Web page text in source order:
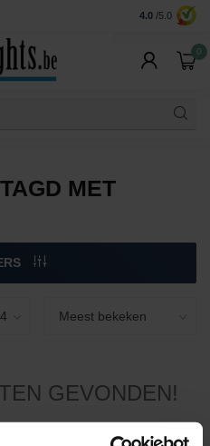
Contact:
4.0 /5.0
0
MET
GEVONDEN!